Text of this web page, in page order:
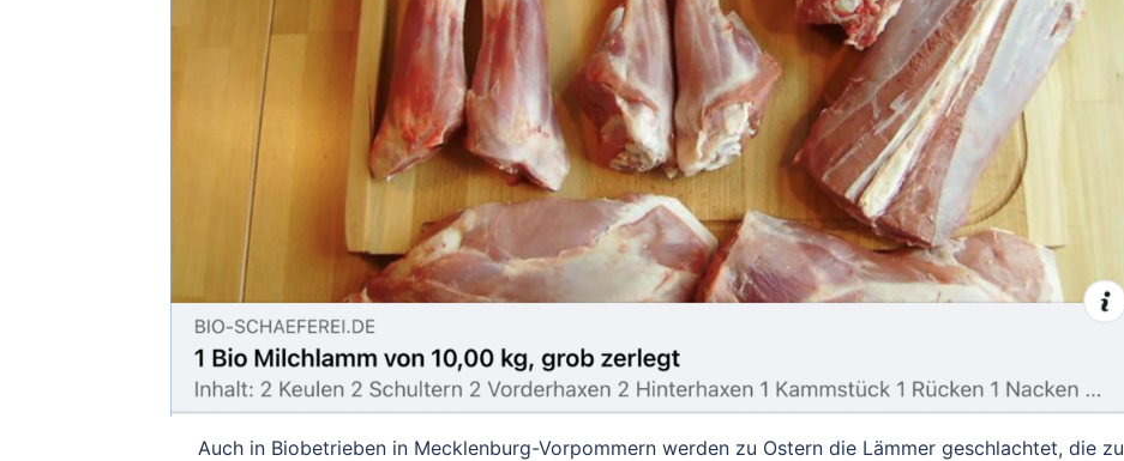
Auch in Biobetrieben in Mecklenburg-Vorpommern werden zu Ostern die Lämmer geschlachtet, die zu